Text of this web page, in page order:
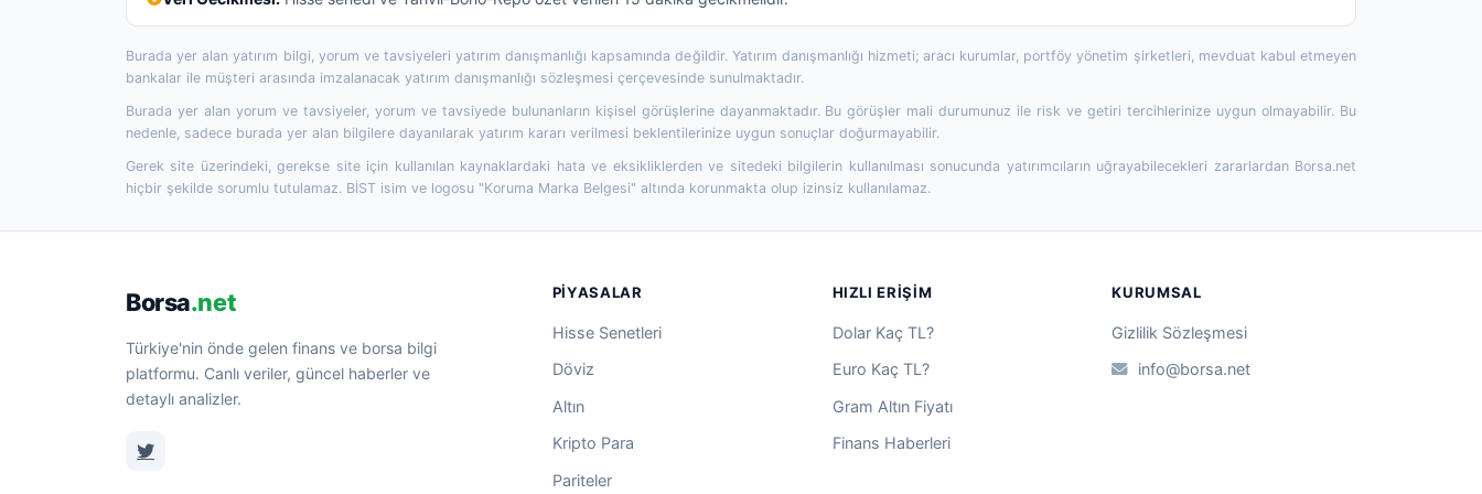
Burada yer alan yatırım bilgi, yorum ve tavsiyeleri yatırım danışmanlığı kapsamında değildir. Yatırım danışmanlığı hizmeti; aracı kurumlar, portföy yönetim şirketleri, mevduat kabul etmeyen
bankalar ile müşteri arasında imzalanacak yatırım danışmanlığı sözleşmesi çerçevesinde sunulmaktadır.
Burada yer alan yorum ve tavsiyeler, yorum ve tavsiyede bulunanların kişisel görüşlerine dayanmaktadır. Bu görüşler mali durumunuz ile risk ve getiri tercihlerinize uygun olmayabilir. Bu
nedenle, sadece burada yer alan bilgilere dayanılarak yatırım kararı verilmesi beklentilerinize uygun sonuçlar doğurmayabilir.
Gerek site üzerindeki, gerekse site için kullanılan kaynaklardaki hata ve eksikliklerden ve sitedeki bilgilerin kullanılması sonucunda yatırımcıların uğrayabilecekleri zararlardan Borsa.net
hiçbir şekilde sorumlu tutulamaz. BİST isim ve logosu "Koruma Marka Belgesi" altında korunmakta olup izinsiz kullanılamaz.
Borsa.net
Türkiye'nin önde gelen finans ve borsa bilgi
platformu. Canlı veriler, güncel haberler ve
detaylı analizler.
PIYASALAR
Hisse Senetleri
Döviz
Altın
Kripto Para
Pariteler
HIZLI ERIŞIM
Dolar Kaç TL?
Euro Kaç TL?
Gram Altın Fiyatı
Finans Haberleri
KURUMSAL
Gizlilik Sözleşmesi
info@borsa.net